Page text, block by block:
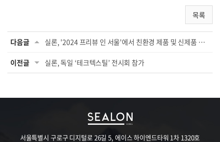
목록
다음글 실론, '2024 프리뷰 인 서울'에서 친환경 제품 및 신제품 공개
이전글 실론, 독일 ‘테크텍스틸’ 전시회 참가
서울특별시 구로구 디지털로 26길 5, 에이스 하이엔드타워 1차 1320호